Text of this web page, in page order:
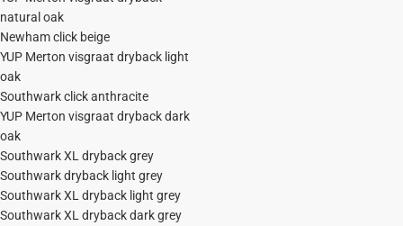
natural oak
Newham click beige
YUP Merton visgraat dryback light
oak
Southwark click anthracite
YUP Merton visgraat dryback dark
oak
Southwark XL dryback grey
Southwark dryback light grey
Southwark XL dryback light grey
Southwark XL dryback dark grey